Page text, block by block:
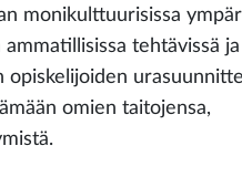
monikulttuurisissa
tehtävissä
omien taitojensa,